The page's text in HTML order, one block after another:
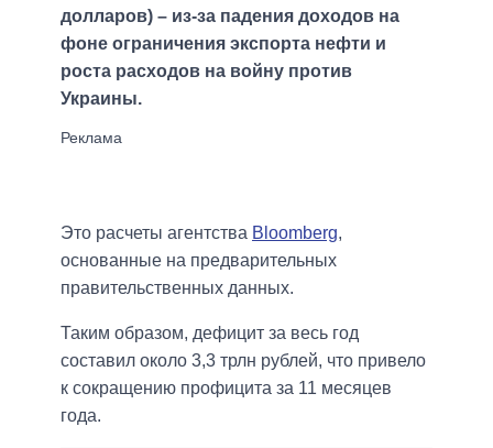
долларов) – из-за падения доходов на
фоне ограничения экспорта нефти и
роста расходов на войну против
Украины.
Это расчеты агентства Bloomberg,
основанные на предварительных
правительственных данных.
Таким образом, дефицит за весь год
составил около 3,3 трлн рублей, что привело
к сокращению профицита за 11 месяцев
года.